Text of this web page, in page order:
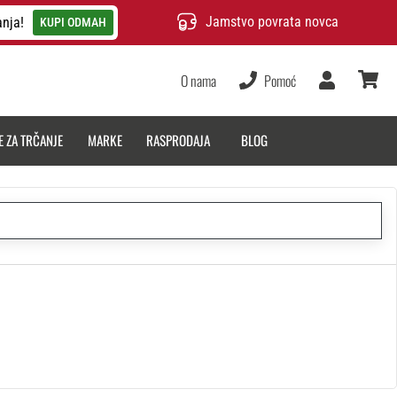
KUPI ODMAH Jamstvo povrata novca
O nama Pomoć
Korisnik
ZA TRČANJE MARKE RASPRODAJA BLOG